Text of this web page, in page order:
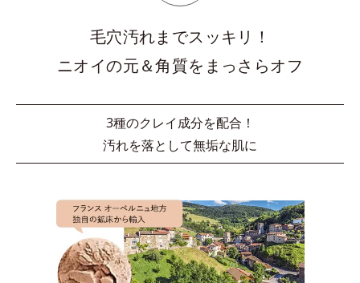
毛穴汚れまでスッキリ！
ニオイの元＆角質をまっさらオフ
3種のクレイ成分を配合！
汚れを落として無垢な肌に